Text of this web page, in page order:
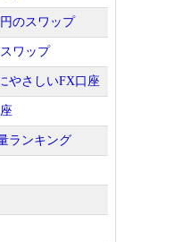
のスワップ
ワップ
やさしいFX口座
ランキング